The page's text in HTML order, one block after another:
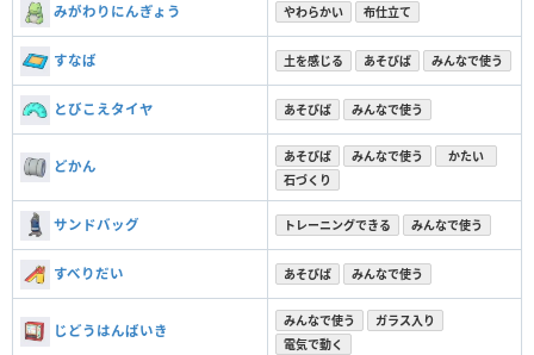
みがわりにんぎょう やわらかい 布仕立て
すなば 土を感じる あそびば みんなで使う
とびこえタイヤ あそびば みんなで使う
どかん
あそびば みんなで使う
かたい
石づくり
サンドバッグ トレーニングできる みんなで使う
すべりだい あそびば みんなで使う
じどうはんばいき
みんなで使う
ガラス入り
電気で動く